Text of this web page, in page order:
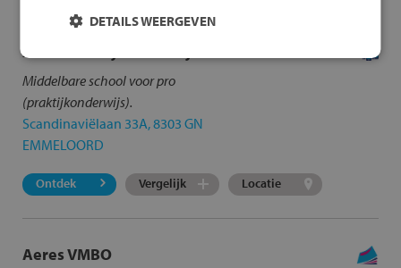
Aeres Praktijkonderwijs
Middelbare school voor pro
(praktijkonderwijs).
Scandinaviëlaan 33A, 8303 GN
EMMELOORD
Ontdek Vergelijk Locatie
Aeres VMBO
DETAILS WEERGEVEN